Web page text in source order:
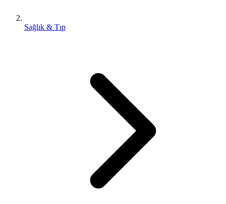
Sağlık & Tıp